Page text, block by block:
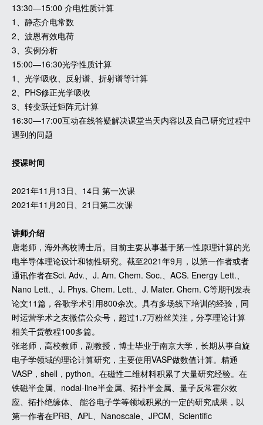
13:30—15:00 介电性质计算
1、静态介电常数
2、波恩有效电荷
3、实例分析
15:00—16:30光学性质计算
1、光学吸收、反射谱、折射谱等计算
2、PHS修正光学吸收
3、转变跃迁矩阵元计算
16:30—17:00互动在线答疑解决课堂当天内容以及自己研究过程中
遇到的问题
授课时间
2021年11月13日、14日 第一次课
2021年11月20日、21日第二次课
讲师介绍
唐老师，海外高校博士后。目前主要从事基于第一性原理计算的光
电半导体理论设计和物性研究。截至2021年9月，以第一作者或者
通讯作者在Sci. Adv.、J. Am. Chem. Soc.、ACS. Energy Lett.、
Nano Lett.、J. Phys. Chem. Lett.、J. Mater. Chem. C等期刊发表
论文11篇，谷歌学术引用800余次。具有多场线下培训的经验，同
时运营学术之友微信公众号，超过1.7万粉丝关注，分享理论计算
相关干货教程100多篇。
张老师，高校教师，副教授，博士毕业于南京大学，长期从事自旋
电子学领域的理论计算研究，主要使用VASP做数值计算。精通
VASP，shell，python。在磁性二维材料积累了大量研究经验。在
铁磁半金属、nodal-line半金属、拓扑半金属、量子反常霍尔效
应、拓扑绝缘体、 能谷电子学等领域积累的一定的研究成果，以
第一作者在PRB、APL、Nanoscale、JPCM、Scientific